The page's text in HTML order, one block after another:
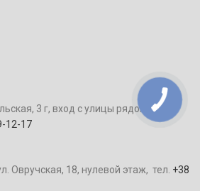
3 г, вход с улицы рядом с ТЦ
12-17
Овручская, 18, нулевой этаж, тел. +38